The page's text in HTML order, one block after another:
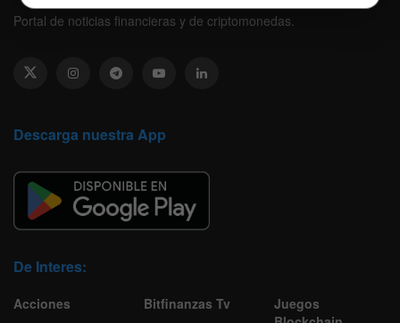
Portal de noticias financieras y de criptomonedas.
Descarga nuestra App
De Interes:
Acciones
Bitfinanzas Tv
Juegos